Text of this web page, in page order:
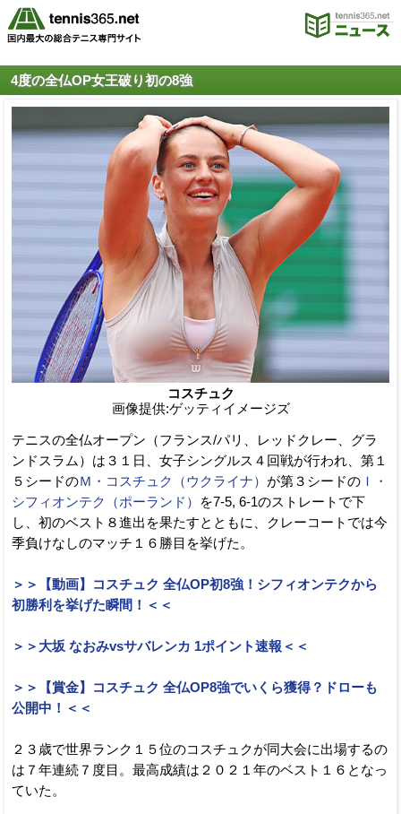
4度の全仏OP女王破り初の8強
コスチュク
画像提供:ゲッティイメージズ
テニスの全仏オープン（フランス/パリ、レッドクレー、グラ
ンドスラム）は３１日、女子シングルス４回戦が行われ、第１
５シードのＭ・コスチュク（ウクライナ） が第３シードの Ｉ・
シフィオンテク（ポーランド）
を7-5, 6-1のストレートで下
し、初のベスト８進出を果たすとともに、クレーコートでは今
季負けなしのマッチ１６勝目を挙げた。
＞＞【動画】コスチュク 全仏OP初8強！シフィオンテクから
初勝利を挙げた瞬間！＜＜
＞＞大坂 なおみvsサバレンカ 1ポイント速報＜＜
＞＞【賞金】コスチュク 全仏OP8強でいくら獲得？ドローも
公開中！＜＜
２３歳で世界ランク１５位のコスチュクが同大会に出場するの
は７年連続７度目。最高成績は２０２１年のベスト１６となっ
ていた。